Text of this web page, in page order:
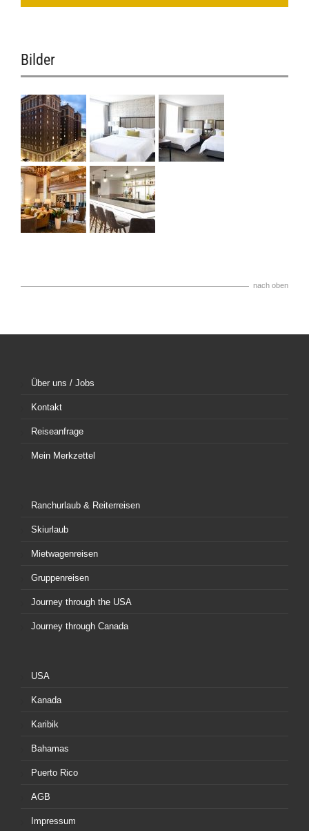
Bilder
nach oben
Über uns / Jobs
Kontakt
Reiseanfrage
Mein Merkzettel
Ranchurlaub & Reiterreisen
Skiurlaub
Mietwagenreisen
Gruppenreisen
Journey through the USA
Journey through Canada
USA
Kanada
Karibik
Bahamas
Puerto Rico
AGB
Impressum